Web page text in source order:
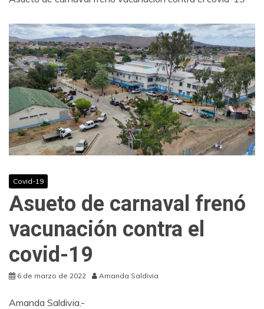
Covid-19
Asueto de carnaval frenó
vacunación contra el
covid-19
6 de marzo de 2022 Amanda Saldivia
Amanda Saldivia.-